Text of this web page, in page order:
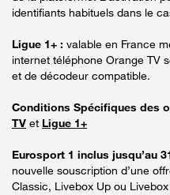
identifiants habituels dans le
Ligue 1+ : valable en France
internet téléphone Orange TV
et de décodeur compatible.
Conditions Spécifiques des
TV et Ligue 1+
Eurosport 1 inclus jusqu’au
nouvelle souscription d’une
Classic, Livebox Up ou